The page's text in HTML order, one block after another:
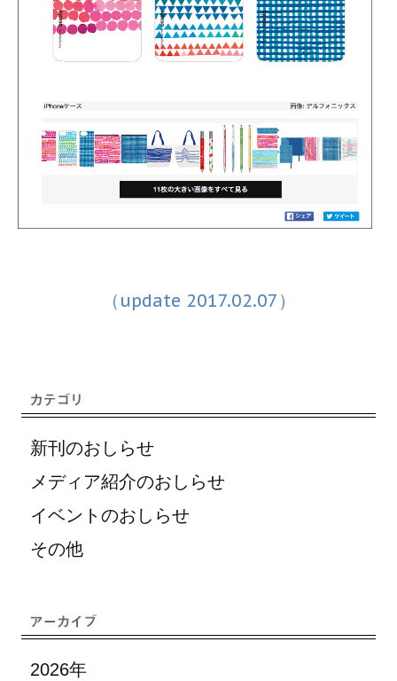
（update 2017.02.07）
新刊のおしらせ
メディア紹介のおしらせ
イベントのおしらせ
その他
2026年